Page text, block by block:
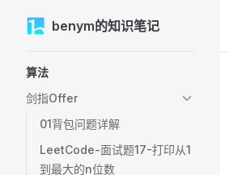
Skip to content
benym的知识笔记
算法
剑指Offer
01背包问题详解
LeetCode-面试题17-打印从1
到最大的n位数